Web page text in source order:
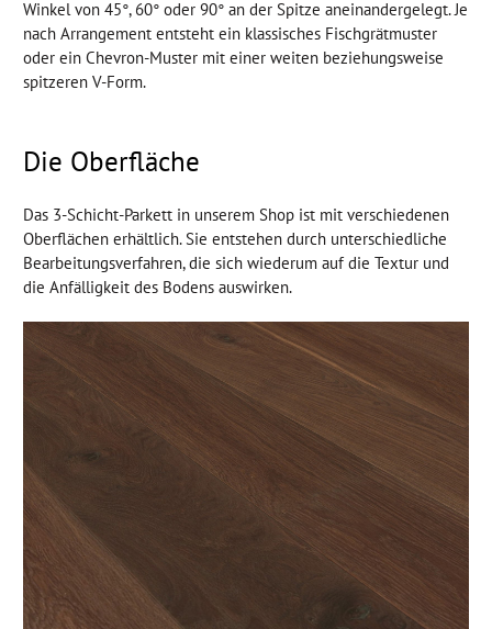
Winkel von 45°, 60° oder 90° an der Spitze aneinandergelegt. Je
nach Arrangement entsteht ein klassisches Fischgrätmuster
oder ein Chevron-Muster mit einer weiten beziehungsweise
spitzeren V-Form.
Die Oberfläche
Das 3-Schicht-Parkett in unserem Shop ist mit verschiedenen
Oberflächen erhältlich. Sie entstehen durch unterschiedliche
Bearbeitungsverfahren, die sich wiederum auf die Textur und
die Anfälligkeit des Bodens auswirken.